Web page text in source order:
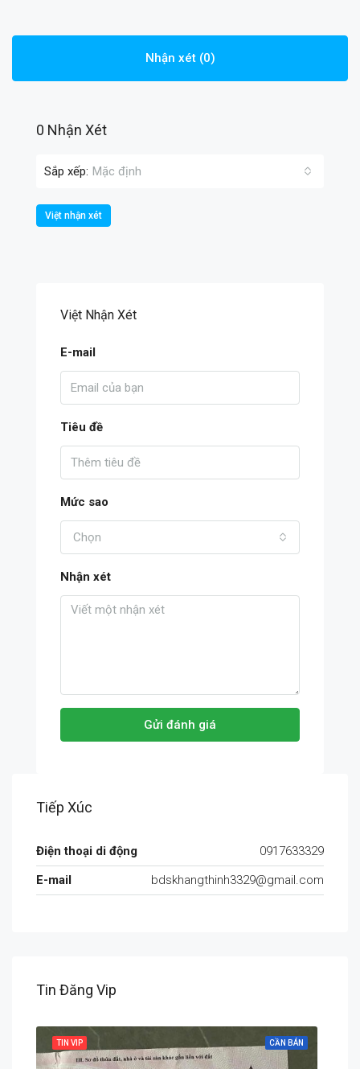
Nhận xét (0)
0 Nhận Xét
Sắp xếp: Mặc định
Việt nhận xét
Việt Nhận Xét
E-mail
Tiêu đề
Mức sao
Chọn
Nhận xét
Gửi đánh giá
Tiếp Xúc
Điện thoại di động
0917633329
E-mail
bdskhangthinh3329@gmail.com
Tin Đăng Vip
CẦN BÁN
TIN VIP